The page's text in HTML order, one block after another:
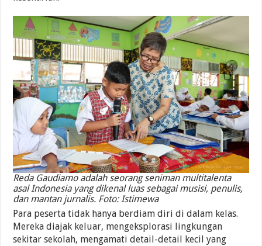
Reda Gaudiamo adalah seorang seniman multitalenta
asal Indonesia yang dikenal luas sebagai musisi, penulis,
dan mantan jurnalis. Foto: Istimewa
Para peserta tidak hanya berdiam diri di dalam kelas.
Mereka diajak keluar, mengeksplorasi lingkungan
sekitar sekolah, mengamati detail-detail kecil yang